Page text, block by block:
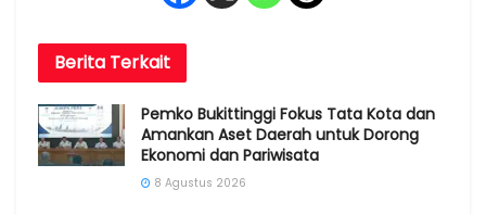
Berita Terkait
Pemko Bukittinggi Fokus Tata Kota dan
Amankan Aset Daerah untuk Dorong
Ekonomi dan Pariwisata
8 Agustus 2026